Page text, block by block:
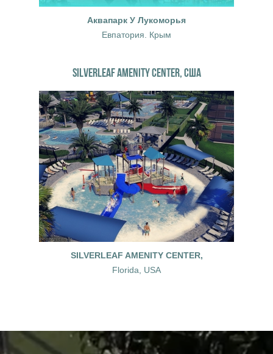
Аквапарк У Лукоморья
Евпатория. Крым
SILVERLEAF AMENITY CENTER, США
SILVERLEAF AMENITY CENTER,
Florida, USA